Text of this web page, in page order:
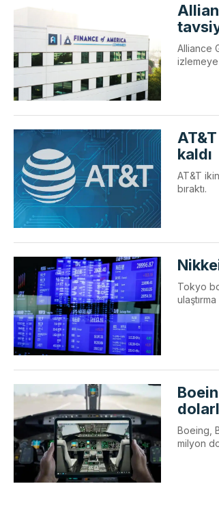
Alliance
izlemeye
kaldı
AT&T
bıraktı.
Tokyo
Boeing,
milyon